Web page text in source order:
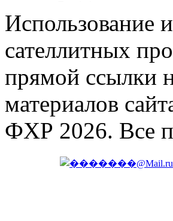
Использование
сателлитных
прямой ссылки
материалов
ФХР 2026. Все